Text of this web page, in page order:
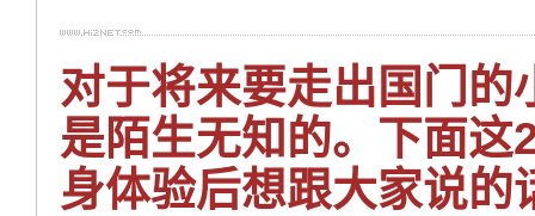
对于将来要走出国门
是陌生无知的。下面这
身体验后想跟大家说